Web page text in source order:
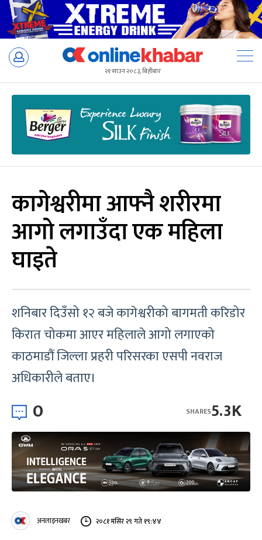
Skip
२१ साउन २०८३, बिहीबार
कागेश्वरीमा आफ्नै शरीरमा
आगो लगाउँदा एक महिला
घाइते
शनिबार दिउँसो १२ बजे कागेश्वरीको बागमती करिडोर
किरात चोकमा आएर महिलाले आगो लगाएको
काठमाडौं जिल्ला प्रहरी परिसरका एसपी नवराज
अधिकारीले बताए।
0 5.3K
SHARES
अनलाइनखबर २०८१ मंसिर २९ गते १९:४४